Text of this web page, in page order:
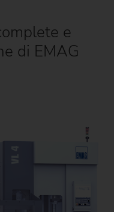
e
di EMAG